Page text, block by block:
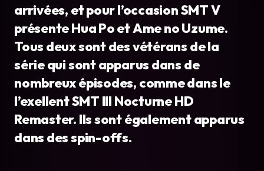
arrivées, et pour l’occasion SMT V
présenteHua PoetAme no Uzume.
Tous deux sont des vétérans de la
série qui sont apparus dans de
nombreux épisodes, comme dans le
l’exellent SMT III Nocturne HD
Remaster. Ils sont également apparus
dans des spin-offs.